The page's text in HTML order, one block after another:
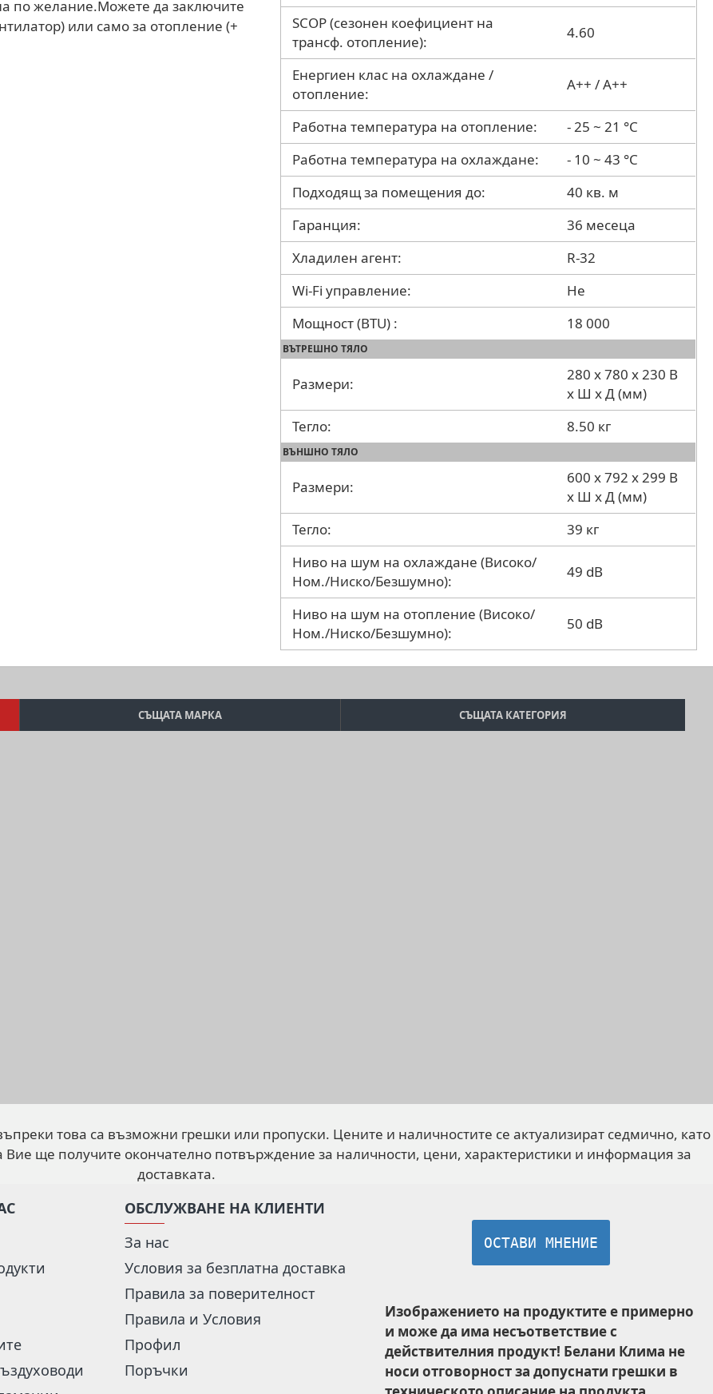
по желание.Можете да заключите
или само за отопление (+
SCOP (сезонен коефициент на
трансф. отопление):
4.60
Енергиен клас на охлаждане /
отопление:
A++ / A++
Работна температура на отопление:
- 25 ~ 21 °C
Работна температура на охлаждане:
- 10 ~ 43 °C
Подходящ за помещения до:
40 кв. м
Гаранция:
36 месеца
Хладилен агент:
R-32
Wi-Fi управление:
Не
Мощност (BTU) :
18 000
ВЪТРЕШНО ТЯЛО
Размери:
280 x 780 x 230 В
x Ш x Д (мм)
Тегло:
8.50 кг
ВЪНШНО ТЯЛО
Размери:
600 x 792 x 299 В
x Ш x Д (мм)
Тегло:
39 кг
Ниво на шум на охлаждане (Високо/
Ном./Ниско/Безшумно):
49 dB
Ниво на шум на отопление (Високо/
Ном./Ниско/Безшумно):
50 dB
СЪЩАТА МАРКА СЪЩАТА КАТЕГОРИЯ
това са възможни грешки или пропуски. Цените и наличностите се актуализират седмично, като
ще получите окончателно потвърждение за наличности, цени, характеристики и информация за
доставката.
ОБСЛУЖВАНЕ НА КЛИЕНТИ
За нас
Условия за безплатна доставка
Правила за поверителност
Правила и Условия
Профил
Поръчки
ОСТАВИ МНЕНИЕ
Изображението на продуктите е примерно
и може да има несъответствие с
действителния продукт! Белани Клима не
носи отговорност за допуснати грешки в